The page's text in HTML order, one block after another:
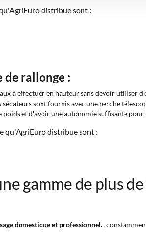
distribue sont :
de rallonge :
à effectuer en hauteur sans devoir utiliser
sont fournis avec une perche
et d'avoir une autonomie suffisante pour
qu'AgriEuro distribue sont :
gamme de plus
domestique et professionnel.,